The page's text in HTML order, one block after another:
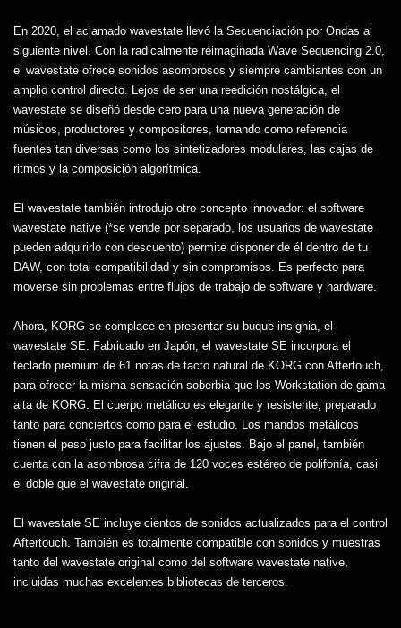
En 2020, el aclamado wavestate llevó la Secuenciación por Ondas al
siguiente nivel. Con la radicalmente reimaginada Wave Sequencing 2.0,
el wavestate ofrece sonidos asombrosos y siempre cambiantes con un
amplio control directo. Lejos de ser una reedición nostálgica, el
wavestate se diseñó desde cero para una nueva generación de
músicos, productores y compositores, tomando como referencia
fuentes tan diversas como los sintetizadores modulares, las cajas de
ritmos y la composición algorítmica.
El wavestate también introdujo otro concepto innovador: el software
wavestate native (*se vende por separado, los usuarios de wavestate
pueden adquirirlo con descuento) permite disponer de él dentro de tu
DAW, con total compatibilidad y sin compromisos. Es perfecto para
moverse sin problemas entre flujos de trabajo de software y hardware.
Ahora, KORG se complace en presentar su buque insignia, el
wavestate SE. Fabricado en Japón, el wavestate SE incorpora el
teclado premium de 61 notas de tacto natural de KORG con Aftertouch,
para ofrecer la misma sensación soberbia que los Workstation de gama
alta de KORG. El cuerpo metálico es elegante y resistente, preparado
tanto para conciertos como para el estudio. Los mandos metálicos
tienen el peso justo para facilitar los ajustes. Bajo el panel, también
cuenta con la asombrosa cifra de 120 voces estéreo de polifonía, casi
el doble que el wavestate original.
El wavestate SE incluye cientos de sonidos actualizados para el control
Aftertouch. También es totalmente compatible con sonidos y muestras
tanto del wavestate original como del software wavestate native,
incluidas muchas excelentes bibliotecas de terceros.